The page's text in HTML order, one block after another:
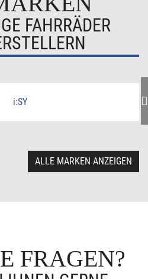
FAHRRÄDER
ALLE MARKEN ANZEIGEN
FRAGEN?